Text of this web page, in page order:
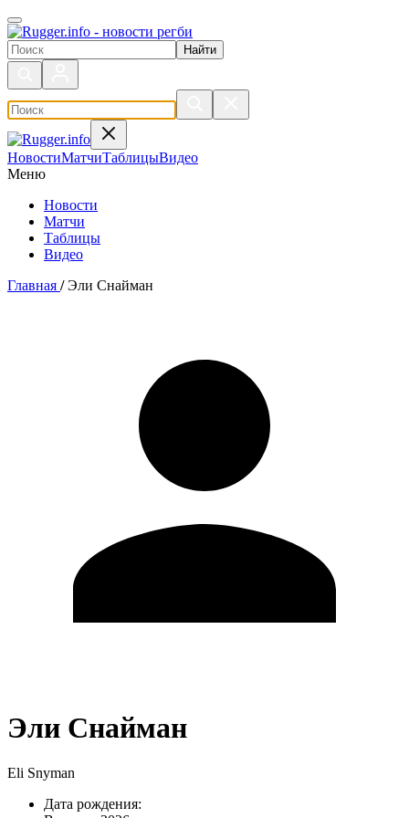
Поиск по сайту
НовостиМатчиТаблицыВидео
Меню
Новости
Матчи
Таблицы
Видео
Главная / Эли Снайман
Эли Снайман
Eli Snyman
Дата рождения: